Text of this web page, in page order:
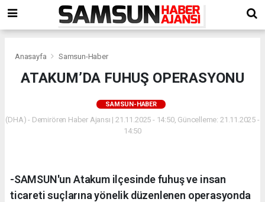
Anasayfa Samsun-Haber
ATAKUM’DA FUHUŞ OPERASYONU
SAMSUN-HABER
(DHA) - Demirören Haber Ajansı | 21.11.2025 - 14:50, Güncelleme: 21.11.2025 -
14:50
-SAMSUN'un Atakum ilçesinde fuhuş ve insan
ticareti suçlarına yönelik düzenlenen operasyonda